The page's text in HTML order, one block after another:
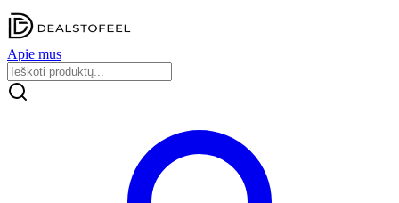
Apie mus